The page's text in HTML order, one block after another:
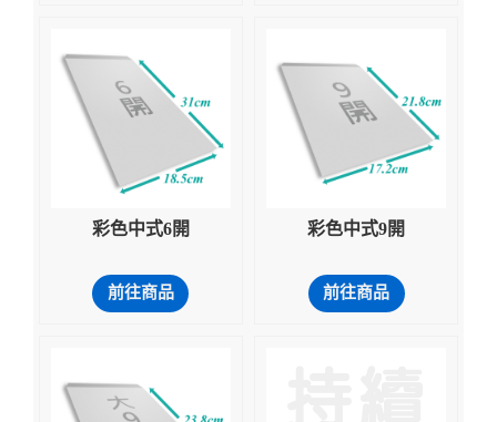
彩色中式6開
前往商品
彩色中式9開
前往商品